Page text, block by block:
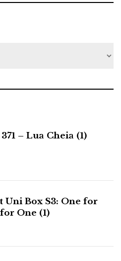
– Lua Cheia (1)
Uni Box S3: One for
One (1)